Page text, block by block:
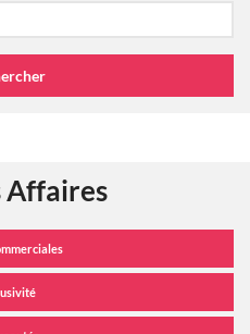
Affaires